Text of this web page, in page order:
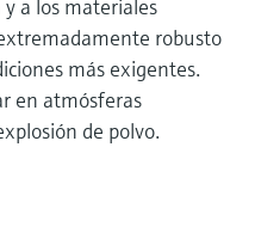
y a los materiales
robusto
más exigentes.
en atmósferas
de polvo.